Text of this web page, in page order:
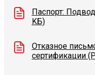
Паспорт:
KБ)
Отказное
сертификации